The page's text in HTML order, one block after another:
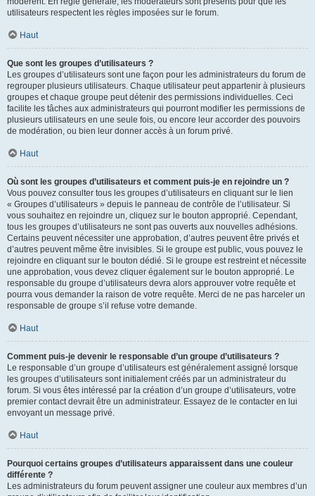
utilisateurs respectent les règles imposées sur le forum.
Haut
Que sont les groupes d’utilisateurs ?
Les groupes d’utilisateurs sont une façon pour les administrateurs du forum de
regrouper plusieurs utilisateurs. Chaque utilisateur peut appartenir à plusieurs
groupes et chaque groupe peut détenir des permissions individuelles. Ceci
facilite les tâches aux administrateurs qui pourront modifier les permissions de
plusieurs utilisateurs en une seule fois, ou encore leur accorder des pouvoirs
de modération, ou bien leur donner accès à un forum privé.
Haut
Où sont les groupes d’utilisateurs et comment puis-je en rejoindre un ?
Vous pouvez consulter tous les groupes d’utilisateurs en cliquant sur le lien
« Groupes d’utilisateurs » depuis le panneau de contrôle de l’utilisateur. Si
vous souhaitez en rejoindre un, cliquez sur le bouton approprié. Cependant,
tous les groupes d’utilisateurs ne sont pas ouverts aux nouvelles adhésions.
Certains peuvent nécessiter une approbation, d’autres peuvent être privés et
d’autres peuvent même être invisibles. Si le groupe est public, vous pouvez le
rejoindre en cliquant sur le bouton dédié. Si le groupe est restreint et nécessite
une approbation, vous devez cliquer également sur le bouton approprié. Le
responsable du groupe d’utilisateurs devra alors approuver votre requête et
pourra vous demander la raison de votre requête. Merci de ne pas harceler un
responsable de groupe s’il refuse votre demande.
Haut
Comment puis-je devenir le responsable d’un groupe d’utilisateurs ?
Le responsable d’un groupe d’utilisateurs est généralement assigné lorsque
les groupes d’utilisateurs sont initialement créés par un administrateur du
forum. Si vous êtes intéressé par la création d’un groupe d’utilisateurs, votre
premier contact devrait être un administrateur. Essayez de le contacter en lui
envoyant un message privé.
Haut
Pourquoi certains groupes d’utilisateurs apparaissent dans une couleur
différente ?
Les administrateurs du forum peuvent assigner une couleur aux membres d’un